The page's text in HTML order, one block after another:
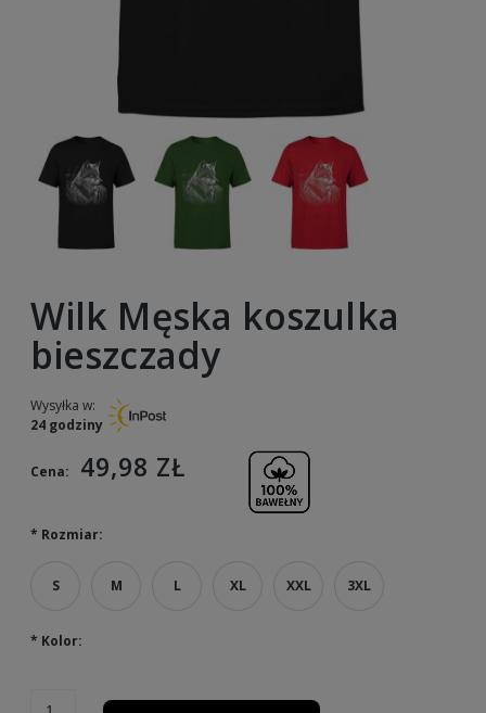
Wilk Męska koszulka
bieszczady
Wysyłka w:
24 godziny
Cena: 49,98 ZŁ
* Rozmiar:
S M L XL XXL 3XL
* Kolor: